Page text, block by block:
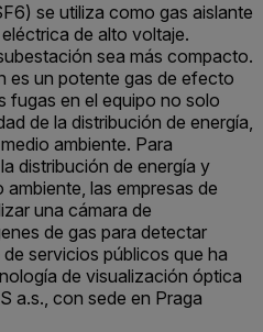
se utiliza como gas aislante
de alto voltaje.
sea más compacto.
es un potente gas de efecto
fugas en el equipo no solo
de la distribución de energía,
ambiente. Para
distribución de energía y
las empresas de
una cámara de
de gas para detectar
servicios públicos que ha
de visualización óptica
a.s., con sede en Praga